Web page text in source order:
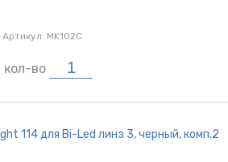
Артикул: MK102C
кол-во
114 для Bi-Led линз 3, черный, комп.2